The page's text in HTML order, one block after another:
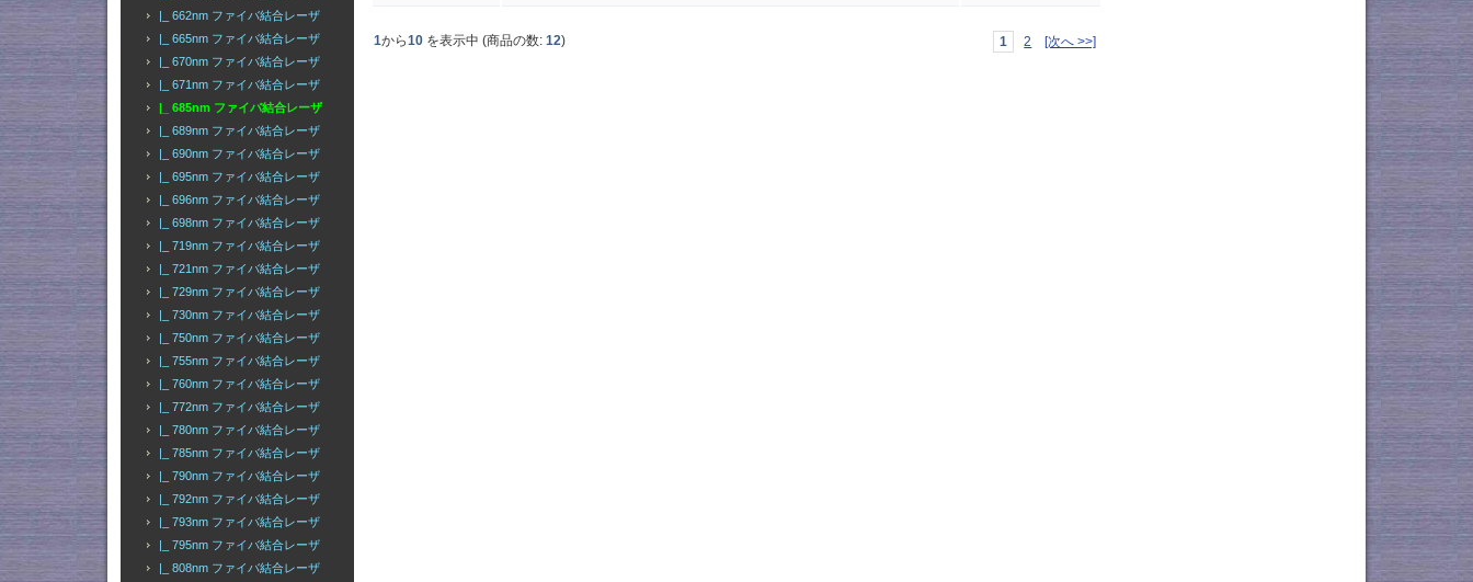
|_ 662nm ファイバ結合レーザ
|_ 665nm ファイバ結合レーザ
|_ 670nm ファイバ結合レーザ
|_ 671nm ファイバ結合レーザ
|_ 685nm ファイバ結合レーザ
|_ 689nm ファイバ結合レーザ
|_ 690nm ファイバ結合レーザ
|_ 695nm ファイバ結合レーザ
|_ 696nm ファイバ結合レーザ
|_ 698nm ファイバ結合レーザ
|_ 719nm ファイバ結合レーザ
|_ 721nm ファイバ結合レーザ
|_ 729nm ファイバ結合レーザ
|_ 730nm ファイバ結合レーザ
|_ 750nm ファイバ結合レーザ
|_ 755nm ファイバ結合レーザ
|_ 760nm ファイバ結合レーザ
|_ 772nm ファイバ結合レーザ
|_ 780nm ファイバ結合レーザ
|_ 785nm ファイバ結合レーザ
|_ 790nm ファイバ結合レーザ
|_ 792nm ファイバ結合レーザ
|_ 793nm ファイバ結合レーザ
|_ 795nm ファイバ結合レーザ
|_ 808nm ファイバ結合レーザ
1から10を表示中 (商品の数: 12) 1 2 [次へ >>]